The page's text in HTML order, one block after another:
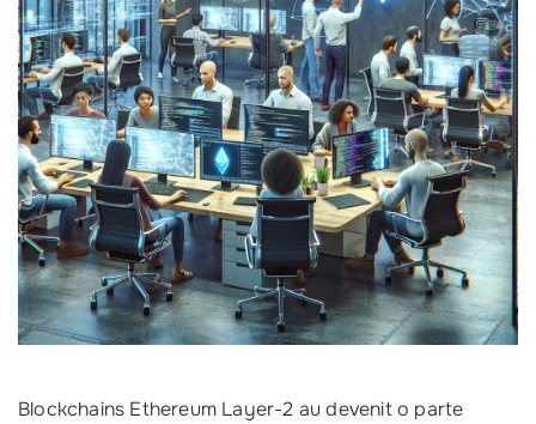
Blockchains Ethereum Layer-2 au devenit o parte